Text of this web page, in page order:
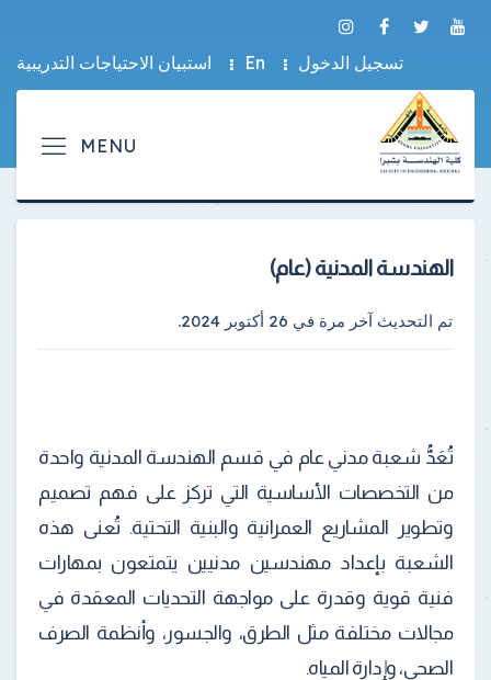
تسجيل الدخول En استبيان الاحتياجات التدريبية
الهندسة المدنية (عام)
تم التحديث آخر مرة في 26 أكتوبر 2024 .
تُعَدُّ شعبة مدني عام في قسم الهندسة المدنية واحدة
من التخصصات الأساسية التي تركز على فهم تصميم
وتطوير المشاريع العمرانية والبنية التحتية. تُعنى هذه
الشعبة بإعداد مهندسين مدنيين يتمتعون بمهارات
فنية قوية وقدرة على مواجهة التحديات المعقدة في
مجالات مختلفة مثل الطرق، والجسور، وأنظمة الصرف
الصحي، وإدارة المياه.